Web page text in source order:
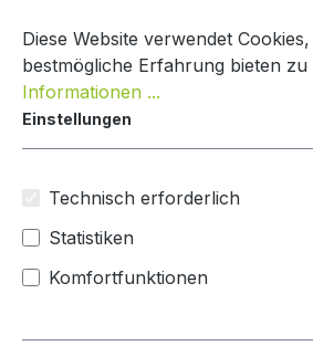
Paketbox One
Mypaketkasten
Bildergalerie überspringen
Diese Website verwendet
bestmögliche Erfahrung bieten zu
Informationen ...
Einstellungen
Technisch erforderlich
Statistiken
Komfortfunktionen